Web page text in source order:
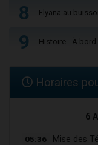
8 Elyana au
9 Histoire - À bord
Horaires
6
05:36 Mise des